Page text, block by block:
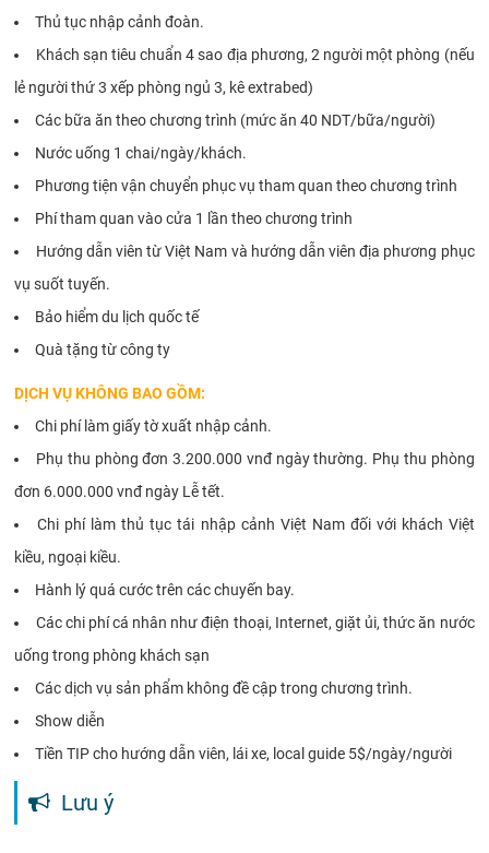
Thủ tục nhập cảnh đoàn.
Khách sạn tiêu chuẩn 4 sao địa phương, 2 người một phòng (nếu
lẻ người thứ 3 xếp phòng ngủ 3, kê extrabed)
Các bữa ăn theo chương trình (mức ăn 40 NDT/bữa/người)
Nước uống 1 chai/ngày/khách.
Phương tiện vận chuyển phục vụ tham quan theo chương trình
Phí tham quan vào cửa 1 lần theo chương trình
Hướng dẫn viên từ Việt Nam và hướng dẫn viên địa phương phục
vụ suốt tuyến.
Bảo hiểm du lịch quốc tế
Quà tặng từ công ty
DỊCH VỤ KHÔNG BAO GỒM:
Chi phí làm giấy tờ xuất nhập cảnh.
Phụ thu phòng đơn 3.200.000 vnđ ngày thường. Phụ thu phòng
đơn 6.000.000 vnđ ngày Lễ tết.
Chi phí làm thủ tục tái nhập cảnh Việt Nam đối với khách Việt
kiều, ngoại kiều.
Hành lý quá cước trên các chuyến bay.
Các chi phí cá nhân như điện thoại, Internet, giặt ủi, thức ăn nước
uống trong phòng khách sạn
Các dịch vụ sản phẩm không đề cập trong chương trình.
Show diễn
Tiền TIP cho hướng dẫn viên, lái xe, local guide 5$/ngày/người
Lưu ý